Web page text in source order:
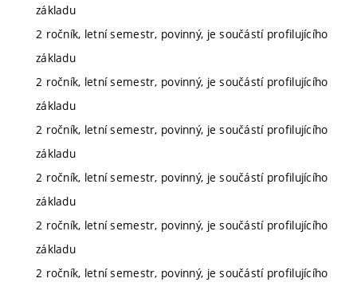
základu
2 ročník, letní semestr, povinný, je součástí profilujícího
základu
2 ročník, letní semestr, povinný, je součástí profilujícího
základu
2 ročník, letní semestr, povinný, je součástí profilujícího
základu
2 ročník, letní semestr, povinný, je součástí profilujícího
základu
2 ročník, letní semestr, povinný, je součástí profilujícího
základu
2 ročník, letní semestr, povinný, je součástí profilujícího